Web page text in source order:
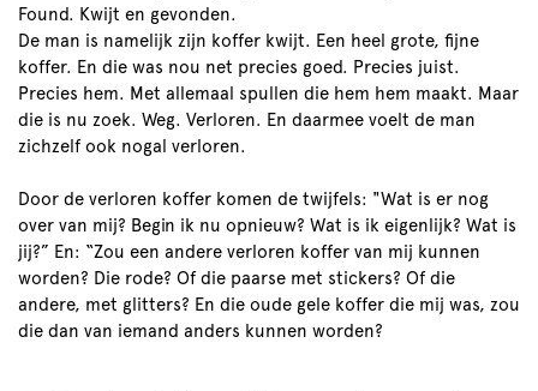
Found. Kwijt en gevonden.
De man is namelijk zijn koffer kwijt. Een heel grote, fijne
koffer. En die was nou net precies goed. Precies juist.
Precies hem. Met allemaal spullen die hem hem maakt. Maar
die is nu zoek. Weg. Verloren. En daarmee voelt de man
zichzelf ook nogal verloren.
Door de verloren koffer komen de twijfels: "Wat is er nog
over van mij? Begin ik nu opnieuw? Wat is ik eigenlijk? Wat is
jij?” En: “Zou een andere verloren koffer van mij kunnen
worden? Die rode? Of die paarse met stickers? Of die
andere, met glitters? En die oude gele koffer die mij was, zou
die dan van iemand anders kunnen worden?